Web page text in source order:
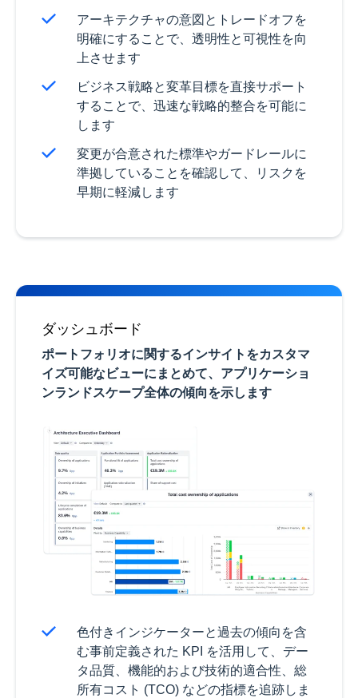
アーキテクチャの意図とトレードオフを
明確にすることで、透明性と可視性を向
上させます
ビジネス戦略と変革目標を直接サポート
することで、迅速な戦略的整合を可能に
します
変更が合意された標準やガードレールに
準拠していることを確認して、リスクを
早期に軽減します
ダッシュボード
ポートフォリオに関するインサイトをカスタマ
イズ可能なビューにまとめて、アプリケーショ
ンランドスケープ全体の傾向を示します
色付きインジケーターと過去の傾向を含
む事前定義された KPI を活用して、デー
タ品質、機能的および技術的適合性、総
所有コスト (TCO) などの指標を追跡しま